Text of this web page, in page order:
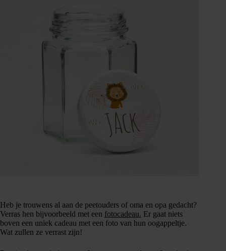
Heb je trouwens al aan de peetouders of oma en opa gedacht?
Verras hen bijvoorbeeld met een fotocadeau. Er gaat niets
boven een uniek cadeau met een foto van hun oogappeltje.
Wat zullen ze verrast zijn!